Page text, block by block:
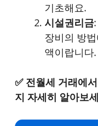
기초해요.
시설권리금
장비의 방
액이랍니다.
✅ 전월세 거래에
지 자세히 알아보